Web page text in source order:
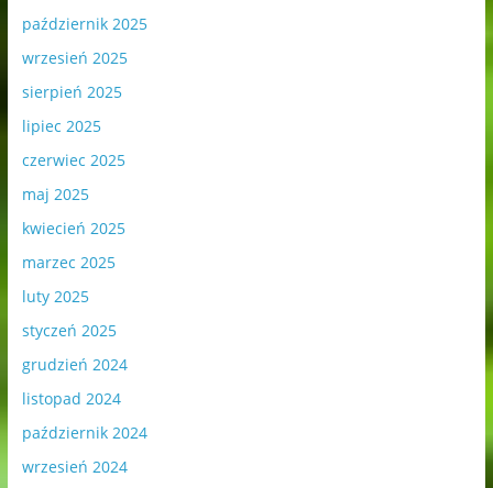
październik 2025
wrzesień 2025
sierpień 2025
lipiec 2025
czerwiec 2025
maj 2025
kwiecień 2025
marzec 2025
luty 2025
styczeń 2025
grudzień 2024
listopad 2024
październik 2024
wrzesień 2024